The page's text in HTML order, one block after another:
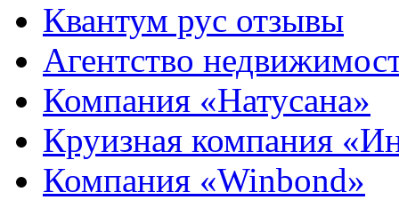
Квантум рус отзывы
Агентство
Компания «Натусана»
Круизная компания
Компания «Winbond»